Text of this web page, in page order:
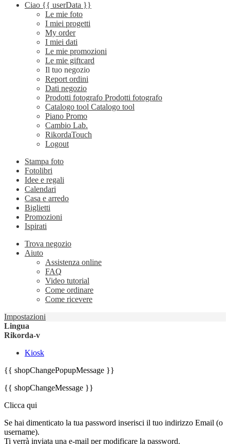
Ciao {{ userData }}
Le mie foto
I miei progetti
My order
I miei dati
Le mie promozioni
Le mie giftcard
Il tuo negozio
Report ordini
Dati negozio
Prodotti fotografo Prodotti fotografo
Catalogo tool Catalogo tool
Piano Promo
Cambio Lab.
RikordaTouch
Logout
Stampa foto
Fotolibri
Idee e regali
Calendari
Casa e arredo
Biglietti
Promozioni
Ispirati
Trova negozio
Aiuto
Assistenza online
FAQ
Video tutorial
Come ordinare
Come ricevere
Impostazioni
Lingua
Rikorda-v
Kiosk
{{ shopChangePopupMessage }}
{{ shopChangeMessage }}
Clicca qui
Se hai dimenticato la tua password inserisci il tuo indirizzo Email (o
username).
Ti verrà inviata una e-mail per modificare la password.